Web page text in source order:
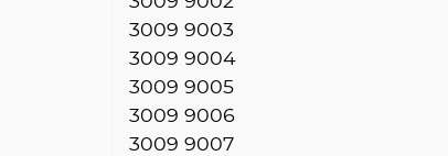
3009 9003
3009 9004
3009 9005
3009 9006
3009 9007